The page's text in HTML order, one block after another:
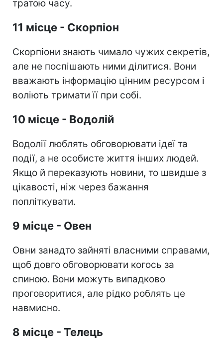
тратою часу.
11 місце - Скорпіон
Скорпіони знають чимало чужих секретів,
але не поспішають ними ділитися. Вони
вважають інформацію цінним ресурсом і
воліють тримати її при собі.
10 місце - Водолій
Водолії люблять обговорювати ідеї та
події, а не особисте життя інших людей.
Якщо й переказують новини, то швидше з
цікавості, ніж через бажання
попліткувати.
9 місце - Овен
Овни занадто зайняті власними справами,
щоб довго обговорювати когось за
спиною. Вони можуть випадково
проговоритися, але рідко роблять це
навмисно.
8 місце - Телець